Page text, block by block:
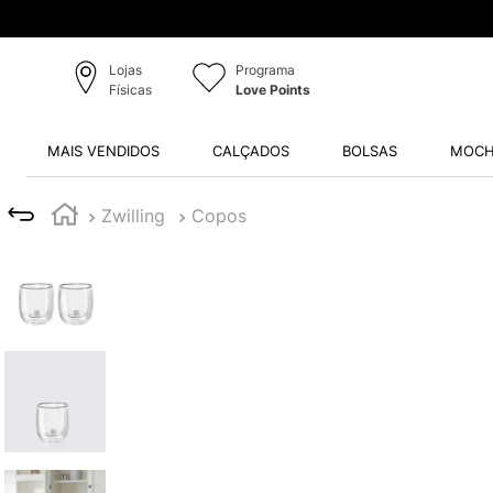
Lojas
Físicas
Programa
Love Points
MAIS VENDIDOS CALÇADOS BOLSAS
Zwilling Copos